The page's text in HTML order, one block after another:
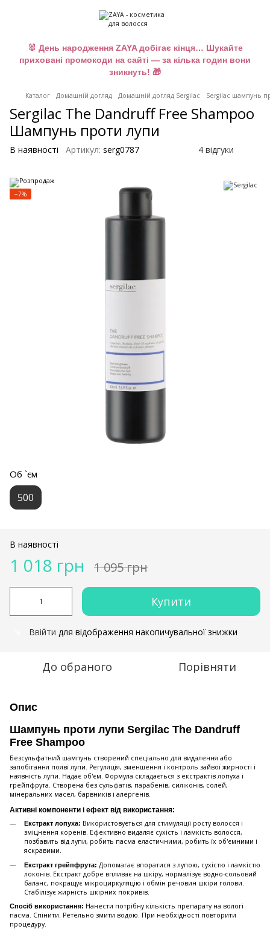
🐰 День народження ZAYA добігає кінця… Шукайте
приховані промокоди на сайті — за кілька годин вони
зникнуть! 🎁
Каталог Домашній догляд Домашній догляд Sergilac Sergilac шампунь
Sergilac The Dandruff Free Shampoo
Шампунь проти лупи
В наявності Артикул: serg0787 4 відгуки
−7%
Об `єм
500
В наявності
1 018 грн 1 095 грн
Купити
Ввійти для відображення накопичувальної знижки
До обраного Порівняти
Опис
Шампунь проти лупи Sergilac The Dandruff
Free Shampoo
Безсульфатний шампунь створений спеціально для видалення або
запобігання появі лупи. Регуляція, зменшення і контроль зайвої жирності і
наявність лупи. Надає об'єм. Формула складається з екстрактів лопуха і
грейпфрута. Створена без сульфатів, парабенів, силіконів, солей,
мінеральних масел, барвників і алергенів.
Активні компоненти і ефект від використання:
Екстракт лопуха: Використовується для стимуляції росту волосся і
зміцнення коренів. Ефективно видаляє сухість і ламкість волосся,
позбавить від лупи, робить пасма еластичними, робить їх об'ємними і
яскравими.
Екстракт грейпфрута: Допомагає впоратися з лупою, сухістю і ламкістю
локонів. Екстракт добре впливає на шкіру, нормалізує водно-сольовий
баланс, покращує мікроциркуляцію і обмін речовин шкіри голови.
Стабілізує жирність шкірних покривів.
Спосіб використання: Нанести потрібну кількість препарату на вологі
пасма. Спінити. Ретельно змити водою. При необхідності повторити
процедуру.